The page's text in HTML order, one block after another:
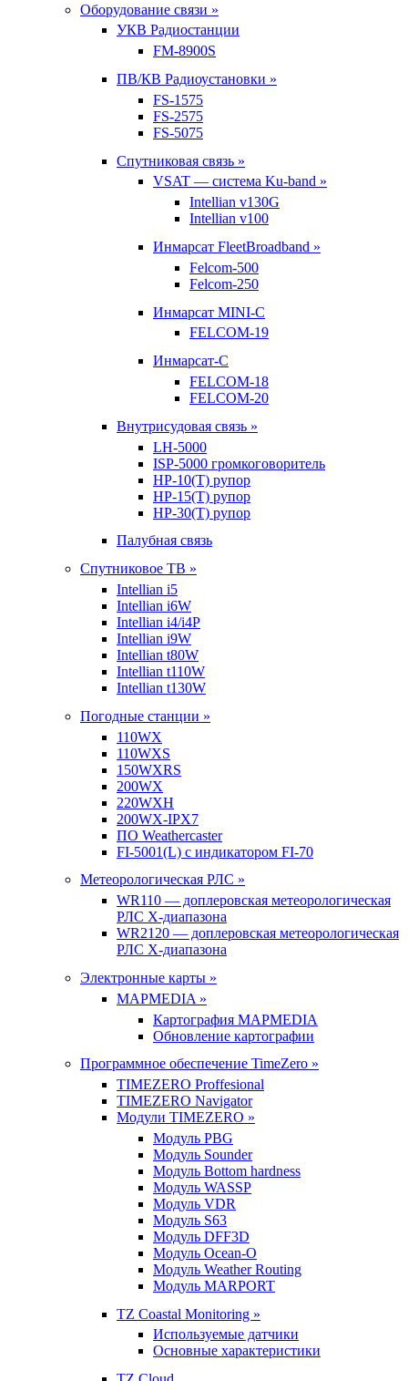
Оборудование связи »
УКВ Радиостанции
FM-8900S
ПВ/КВ Радиоустановки »
FS-1575
FS-2575
FS-5075
Спутниковая связь »
VSAT — система Ku-band »
Intellian v130G
Intellian v100
Инмарсат FleetBroadband »
Felcom-500
Felcom-250
Инмарсат MINI-C
FELCOM-19
Инмарсат-С
FELCOM-18
FELCOM-20
Внутрисудовая связь »
LH-5000
ISP-5000 громкоговоритель
HP-10(T) рупор
HP-15(T) рупор
HP-30(T) рупор
Палубная связь
Спутниковое ТВ »
Intellian i5
Intellian i6W
Intellian i4/i4P
Intellian i9W
Intellian t80W
Intellian t110W
Intellian t130W
Погодные станции »
110WX
110WXS
150WXRS
200WX
220WXH
200WX-IPX7
ПО Weathercaster
FI-5001(L) с индикатором FI-70
Метеорологическая РЛС »
WR110 — доплеровская метеорологическая
РЛС X-диапазона
WR2120 — доплеровская метеорологическая
РЛС X-диапазона
Электронные карты »
MAPMEDIA »
Картография MAPMEDIA
Обновление картографии
Программное обеспечение TimeZero »
TIMEZERO Proffesional
TIMEZERO Navigator
Модули TIMEZERO »
Модуль PBG
Модуль Sounder
Модуль Bottom hardness
Модуль WASSP
Модуль VDR
Модуль S63
Модуль DFF3D
Модуль Ocean-O
Модуль Weather Routing
Модуль MARPORT
TZ Coastal Monitoring »
Используемые датчики
Основные характеристики